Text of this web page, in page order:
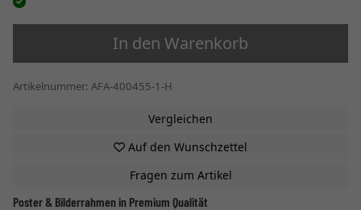
In den Warenkorb
Artikelnummer: AFA-400455-1-H
Vergleichen
Auf den Wunschzettel
Fragen zum Artikel
Poster & Bilderrahmen in Premium Qualität